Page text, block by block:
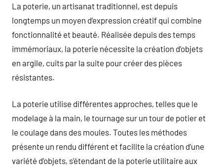
La poterie, un artisanat traditionnel, est depuis
longtemps un moyen d’expression créatif qui combine
fonctionnalité et beauté. Réalisée depuis des temps
immémoriaux, la poterie nécessite la création d’objets
en argile, cuits par la suite pour créer des pièces
résistantes.
La poterie utilise différentes approches, telles que le
modelage à la main, le tournage sur un tour de potier et
le coulage dans des moules. Toutes les méthodes
présente un rendu différent et facilite la création d’une
variété d’objets, s’étendant de la poterie utilitaire aux